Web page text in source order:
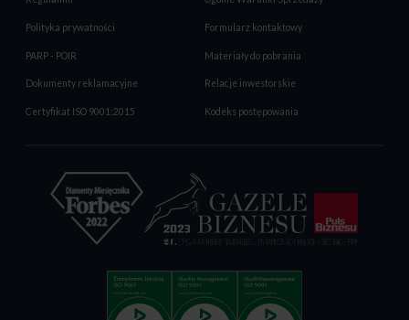
Polityka prywatności Formularz kontaktowy
PARP - POIR Materiały do pobrania
Dokumenty reklamacyjne Relacje inwestorskie
Certyfikat ISO 9001:2015 Kodeks postępowania